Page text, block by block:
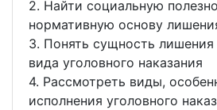
2. Найти социальную
нормативную основу
3. Понять сущность
вида уголовного наказания
4. Рассмотреть виды,
исполнения уголовного